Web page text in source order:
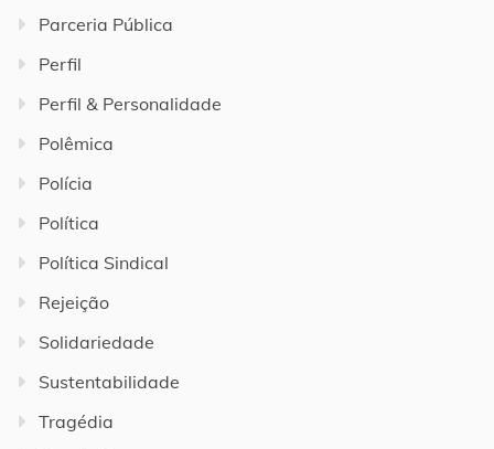
Parceria Pública
Perfil
Perfil & Personalidade
Polêmica
Polícia
Política
Política Sindical
Rejeição
Solidariedade
Sustentabilidade
Tragédia